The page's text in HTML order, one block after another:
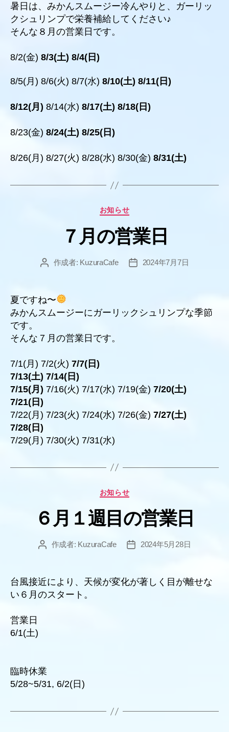
暑日は、みかんスムージー冷んやりと、ガーリッ
クシュリンプで栄養補給してください♪
そんな８月の営業日です。
8/2(金) 8/3(土) 8/4(日)
8/5(月) 8/6(火) 8/7(水) 8/10(土) 8/11(日)
8/12(月) 8/14(水) 8/17(土) 8/18(日)
8/23(金) 8/24(土) 8/25(日)
8/26(月) 8/27(火) 8/28(水) 8/30(金) 8/31(土)
カ
ゴ
リ
お知らせ
７月の営業日
投 作成者: KuzuraCafe
投
2024年7月7日
夏ですね〜
みかんスムージーにガーリックシュリンプな季節
です。
そんな７月の営業日です。
7/1(月) 7/2(火) 7/7(日)
7/13(土) 7/14(日)
7/15(月) 7/16(火) 7/17(水) 7/19(金) 7/20(土)
7/21(日)
7/22(月) 7/23(火) 7/24(水) 7/26(金) 7/27(土)
7/28(日)
7/29(月) 7/30(火) 7/31(水)
カ
ゴ
リ
お知らせ
６月１週目の営業日
投 作成者: KuzuraCafe
投
2024年5月28日
台風接近により、天候が変化が著しく目が離せな
い６月のスタート。
営業日
6/1(土)
臨時休業
5/28~5/31, 6/2(日)